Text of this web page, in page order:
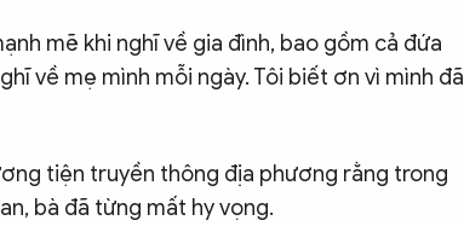
mẽ khi nghĩ về gia đình, bao gồm cả đứa
về mẹ mình mỗi ngày. Tôi biết ơn vì mình đã
tiện truyền thông địa phương rằng trong
bà đã từng mất hy vọng.